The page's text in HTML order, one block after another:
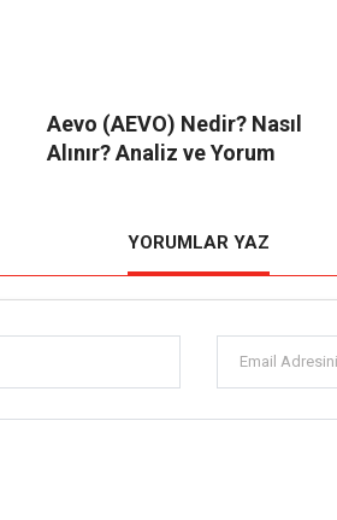
Aevo (AEVO) Nedir? Nasıl
Alınır? Analiz ve Yorum
YORUMLAR YAZ